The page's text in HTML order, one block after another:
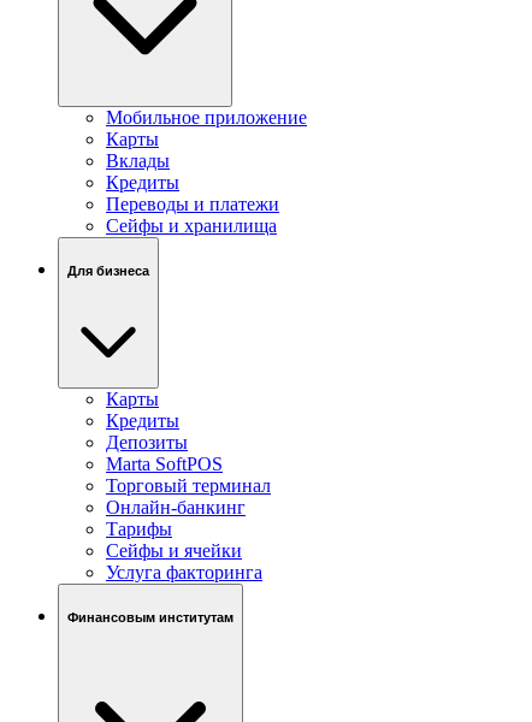
Мобильное приложение
Карты
Вклады
Кредиты
Переводы и платежи
Сейфы и хранилища
Для бизнеса
Карты
Кредиты
Депозиты
Marta SoftPOS
Торговый терминал
Онлайн-банкинг
Тарифы
Сейфы и ячейки
Услуга факторинга
Финансовым институтам